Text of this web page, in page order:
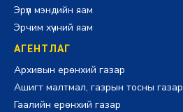
Эрүүл мэндийн яам
Эрчим хүчний яам
АГЕНТЛАГ
Архивын ерөнхий газар
Ашигт малтмал, газрын тосны газар
Гаалийн ерөнхий газар